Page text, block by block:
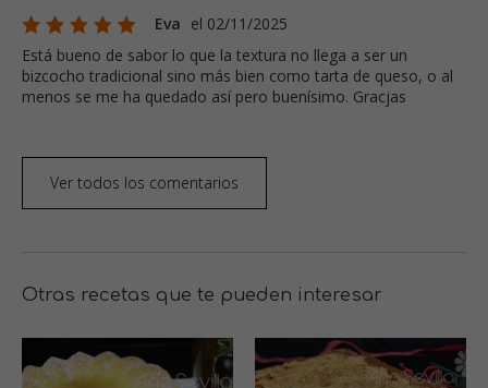
Eva el 02/11/2025
Está bueno de sabor lo que la textura no llega a ser un
bizcocho tradicional sino más bien como tarta de queso, o al
menos se me ha quedado así pero buenísimo. Gracjas
Ver todos los comentarios
Otras recetas que te pueden interesar